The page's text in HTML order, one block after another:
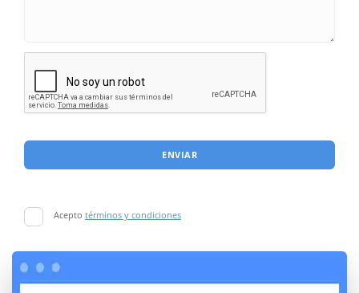
ENVIAR
Acepto términos y condiciones